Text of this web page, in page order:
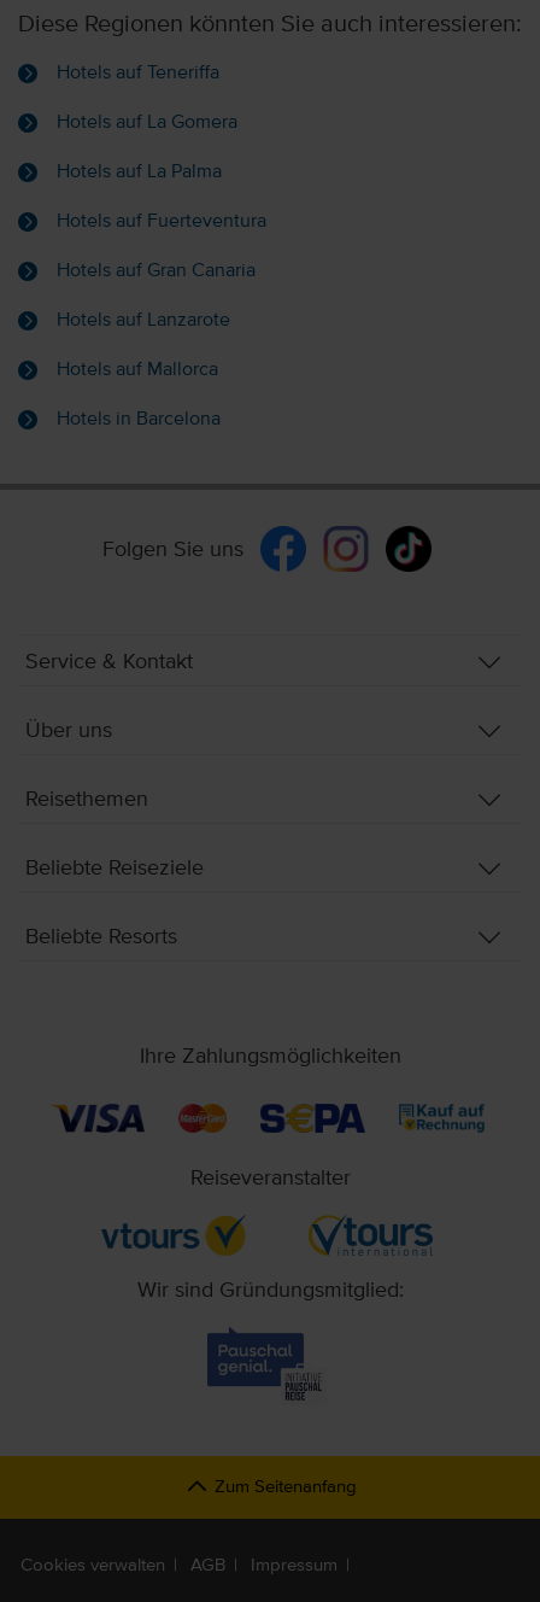
Diese Regionen könnten Sie auch interessieren:
Hotels auf Teneriffa
Hotels auf La Gomera
Hotels auf La Palma
Hotels auf Fuerteventura
Hotels auf Gran Canaria
Hotels auf Lanzarote
Hotels auf Mallorca
Hotels in Barcelona
Folgen Sie uns
Service & Kontakt
Über uns
Reisethemen
Beliebte Reiseziele
Beliebte Resorts
Ihre Zahlungsmöglichkeiten
Reiseveranstalter
Wir sind Gründungsmitglied:
Zum Seitenanfang
Cookies verwalten AGB Impressum